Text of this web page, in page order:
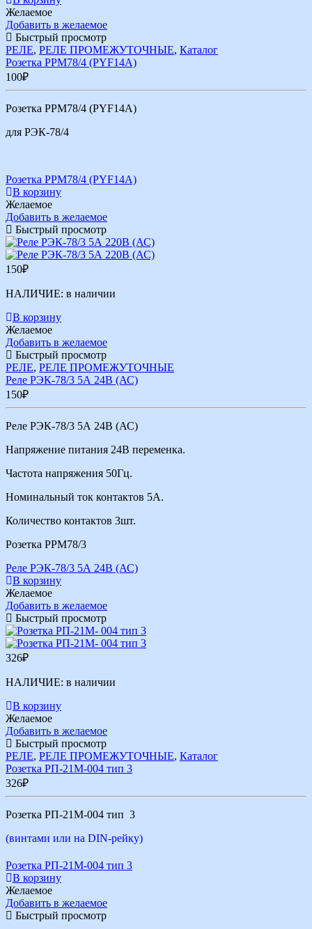
Желаемое
Добавить в желаемое
Быстрый просмотр
РЕЛЕ, РЕЛЕ ПРОМЕЖУТОЧНЫЕ, Каталог
Розетка РРМ78/4 (PYF14A)
100₽
Розетка РРМ78/4 (PYF14A)
для РЭК-78/4
Розетка РРМ78/4 (PYF14A)
В корзину
Желаемое
Добавить в желаемое
Быстрый просмотр
150₽
НАЛИЧИЕ: в наличии
В корзину
Желаемое
Добавить в желаемое
Быстрый просмотр
РЕЛЕ, РЕЛЕ ПРОМЕЖУТОЧНЫЕ
Реле РЭК-78/3 5А 24В (АС)
150₽
Реле РЭК-78/3 5А 24В (АС)
Напряжение питания 24В переменка.
Частота напряжения 50Гц.
Номинальный ток контактов 5А.
Количество контактов 3шт.
Розетка РРМ78/3
Реле РЭК-78/3 5А 24В (АС)
В корзину
Желаемое
Добавить в желаемое
Быстрый просмотр
326₽
НАЛИЧИЕ: в наличии
В корзину
Желаемое
Добавить в желаемое
Быстрый просмотр
РЕЛЕ, РЕЛЕ ПРОМЕЖУТОЧНЫЕ, Каталог
Розетка РП-21М-004 тип 3
326₽
Розетка РП-21М-004 тип 3
(винтами или на DIN-рейку)
Розетка РП-21М-004 тип 3
В корзину
Желаемое
Добавить в желаемое
Быстрый просмотр